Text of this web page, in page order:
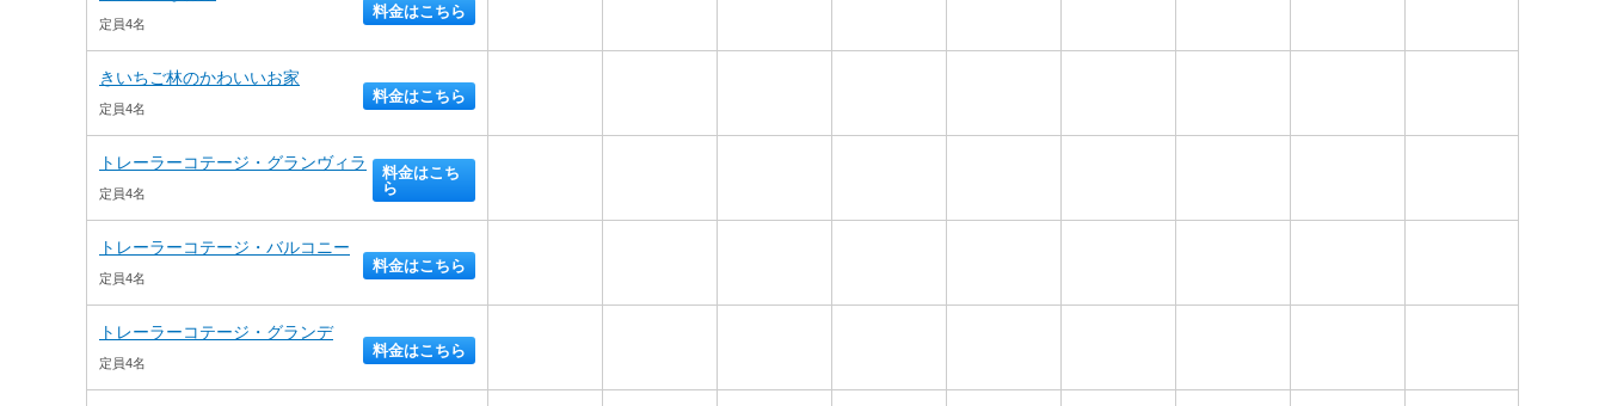
定員4名
料金はこちら
きいちご林のかわいいお家
定員4名
料金はこちら
トレーラーコテージ・グランヴィラ
定員4名
料金はこち
ら
トレーラーコテージ・バルコニー
定員4名
料金はこちら
トレーラーコテージ・グランデ
定員4名
料金はこちら